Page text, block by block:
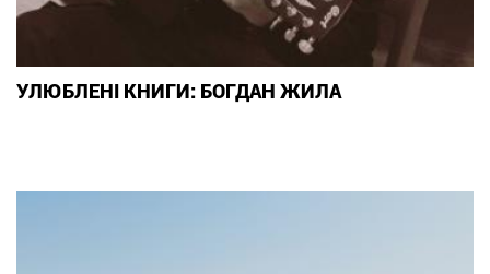
УЛЮБЛЕНІ КНИГИ: БОГДАН ЖИЛА